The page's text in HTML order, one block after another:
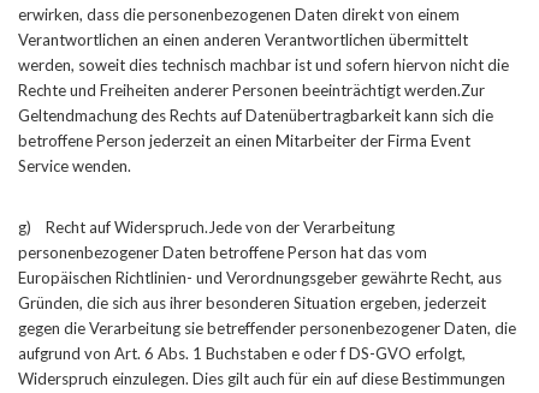
erwirken, dass die personenbezogenen Daten direkt von einem
Verantwortlichen an einen anderen Verantwortlichen übermittelt
werden, soweit dies technisch machbar ist und sofern hiervon nicht die
Rechte und Freiheiten anderer Personen beeinträchtigt werden.Zur
Geltendmachung des Rechts auf Datenübertragbarkeit kann sich die
betroffene Person jederzeit an einen Mitarbeiter der Firma Event
Service wenden.
g) Recht auf Widerspruch.Jede von der Verarbeitung
personenbezogener Daten betroffene Person hat das vom
Europäischen Richtlinien- und Verordnungsgeber gewährte Recht, aus
Gründen, die sich aus ihrer besonderen Situation ergeben, jederzeit
gegen die Verarbeitung sie betreffender personenbezogener Daten, die
aufgrund von Art. 6 Abs. 1 Buchstaben e oder f DS-GVO erfolgt,
Widerspruch einzulegen. Dies gilt auch für ein auf diese Bestimmungen